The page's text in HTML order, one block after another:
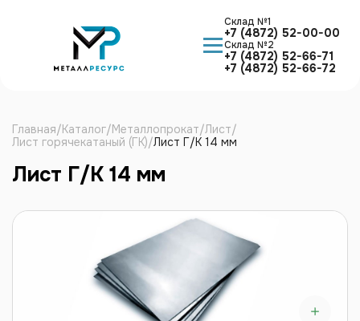
Cклад №1
+7 (4872) 52-00-00
Cклад №2
+7 (4872) 52-66-71
+7 (4872) 52-66-72
Главная/Каталог/Металлопрокат/Лист/
Лист горячекатаный (ГК)/Лист Г/К 14 мм
Лист Г/К 14 мм